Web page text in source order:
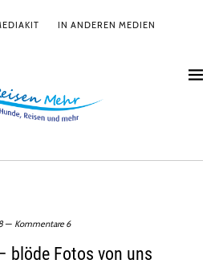
IN ANDEREN MEDIEN
Kommentare 6
blöde Fotos von uns